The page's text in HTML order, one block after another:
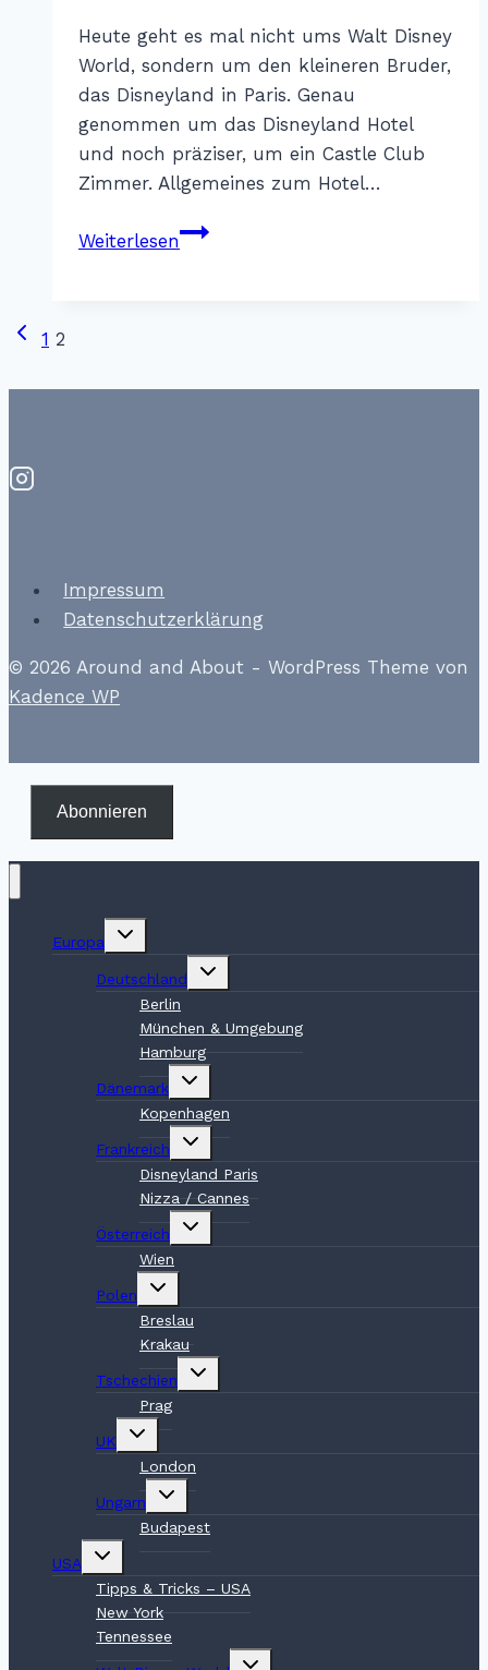
Heute geht es mal nicht ums Walt Disney
World, sondern um den kleineren Bruder,
das Disneyland in Paris. Genau
genommen um das Disneyland Hotel
und noch präziser, um ein Castle Club
Zimmer. Allgemeines zum Hotel…
WeiterlesenDisneyland
Seitennavigation
Vorherige
1 2
Impressum
Datenschutzerklärung
© 2026 Around and About - WordPress Theme von
Kadence WP
Abonnieren
Europa
Untermenü
Deutschland
Untermenü
Berlin
München & Umgebung
Hamburg
Dänemark
Untermenü
Kopenhagen
Frankreich
Untermenü
Disneyland Paris
Nizza / Cannes
Österreich
Untermenü
Wien
Polen
Untermenü
Breslau
Krakau
Tschechien
Untermenü
Prag
UK
Untermenü
London
Ungarn
Untermenü
Budapest
USA
Untermenü
Tipps & Tricks – USA
New York
Tennessee
Untermenü